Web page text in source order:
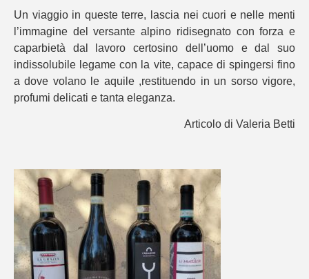
Un viaggio in queste terre, lascia nei cuori e nelle menti
l’immagine del versante alpino ridisegnato con forza e
caparbietà dal lavoro certosino dell’uomo e dal suo
indissolubile legame con la vite, capace di spingersi fino
a dove volano le aquile ,restituendo in un sorso vigore,
profumi delicati e tanta eleganza.
Articolo di Valeria Betti